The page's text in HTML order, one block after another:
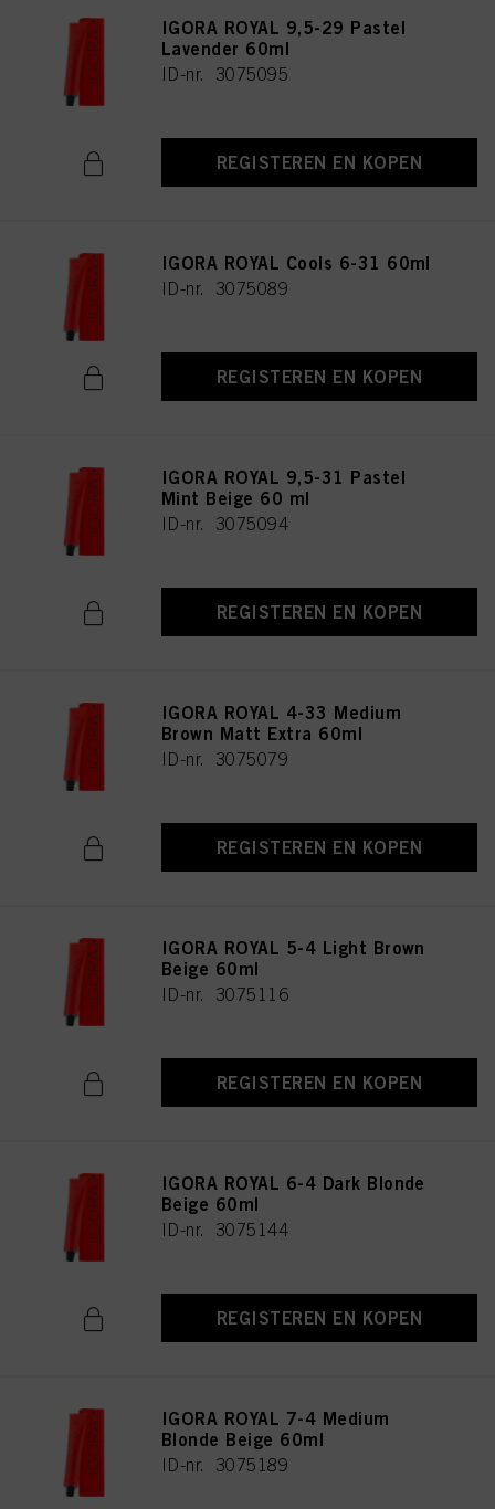
IGORA ROYAL 9,5-29 Pastel
Lavender 60ml
ID-nr. 3075095
REGISTEREN EN KOPEN
IGORA ROYAL Cools 6-31 60ml
ID-nr. 3075089
REGISTEREN EN KOPEN
IGORA ROYAL 9,5-31 Pastel
Mint Beige 60 ml
ID-nr. 3075094
REGISTEREN EN KOPEN
IGORA ROYAL 4-33 Medium
Brown Matt Extra 60ml
ID-nr. 3075079
REGISTEREN EN KOPEN
IGORA ROYAL 5-4 Light Brown
Beige 60ml
ID-nr. 3075116
REGISTEREN EN KOPEN
IGORA ROYAL 6-4 Dark Blonde
Beige 60ml
ID-nr. 3075144
REGISTEREN EN KOPEN
IGORA ROYAL 7-4 Medium
Blonde Beige 60ml
ID-nr. 3075189